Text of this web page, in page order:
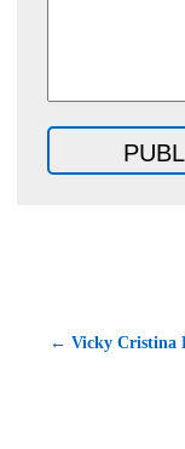
← Vicky Cristina